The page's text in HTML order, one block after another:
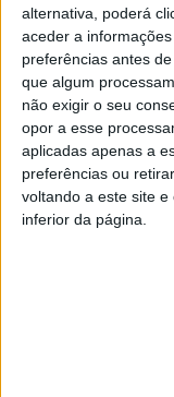
alternativa, poderá
aceder a
preferências antes
que algum
não exigir o seu
opor a esse
aplicadas apenas a
preferências ou
voltando a este site
inferior da página.
prática desportiva”
ano seja possível
mérito desportivo
Esta e outras
FM ou em